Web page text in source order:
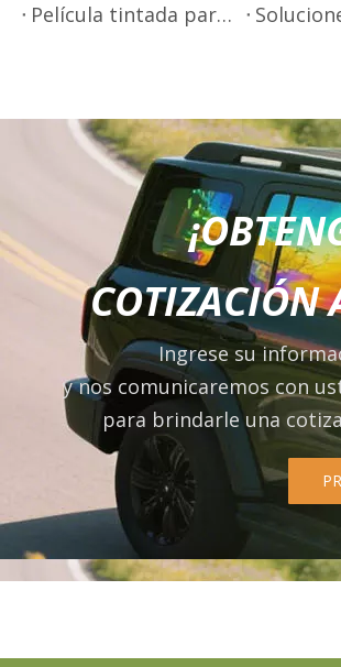
Película tintada para ventanas de automóviles de primera calidad de Mr.Film
COTIZACIÓN
Ingrese su
y nos comunicaremos con
para brindarle una